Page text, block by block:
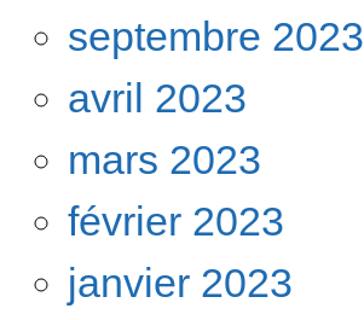
septembre 2023
avril 2023
mars 2023
février 2023
janvier 2023